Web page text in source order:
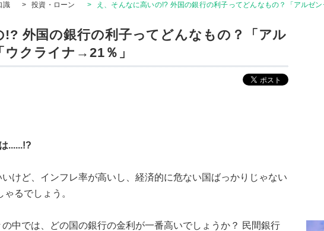
識 > 投資・ローン > え、そんなに高いの!? 外国の銀行の利子ってどんなもの？「アル
!? 外国の銀行の利子ってどんなもの？「アル
クライナ→21％」
......!?
けど、インフレ率が高いし、経済的に危ない国ばっかりじゃない
るでしょう。
中では、どの国の銀行の金利が一番高いでしょうか？ 民間銀行